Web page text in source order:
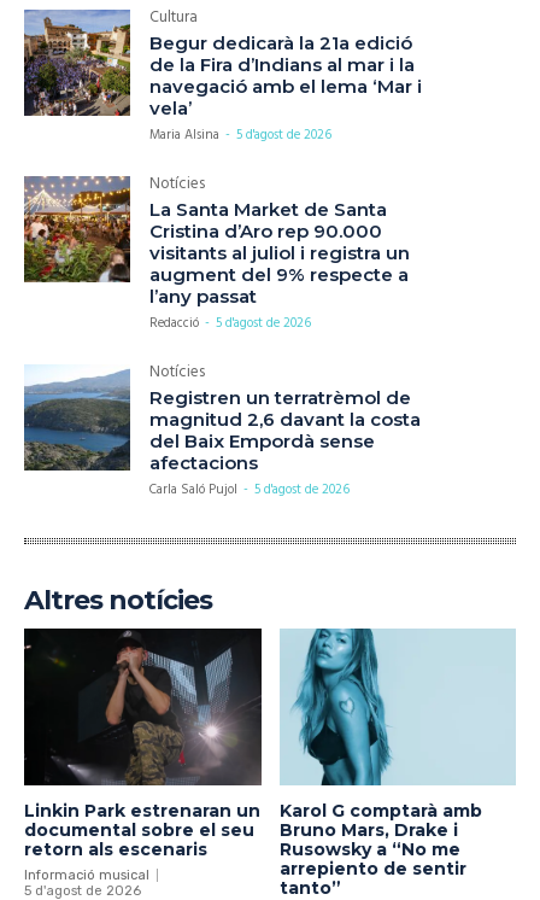
Cultura
Begur dedicarà la 21a edició
de la Fira d’Indians al mar i la
navegació amb el lema ‘Mar i
vela’
Maria Alsina - 5 d'agost de 2026
Notícies
La Santa Market de Santa
Cristina d’Aro rep 90.000
visitants al juliol i registra un
augment del 9% respecte a
l’any passat
Redacció - 5 d'agost de 2026
Notícies
Registren un terratrèmol de
magnitud 2,6 davant la costa
del Baix Empordà sense
afectacions
Carla Saló Pujol - 5 d'agost de 2026
Altres notícies
Linkin Park estrenaran un
documental sobre el seu
retorn als escenaris
Informació musical
5 d'agost de 2026
Karol G comptarà amb
Bruno Mars, Drake i
Rusowsky a “No me
arrepiento de sentir
tanto”